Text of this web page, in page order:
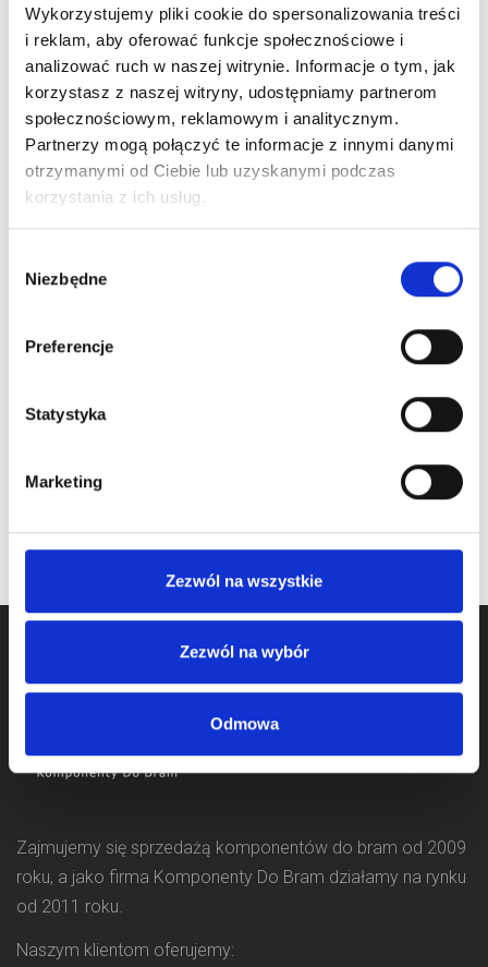
Wykorzystujemy pliki cookie do spersonalizowania treści
i reklam, aby oferować funkcje społecznościowe i
analizować ruch w naszej witrynie. Informacje o tym, jak
korzystasz z naszej witryny, udostępniamy partnerom
społecznościowym, reklamowym i analitycznym.
Partnerzy mogą połączyć te informacje z innymi danymi
otrzymanymi od Ciebie lub uzyskanymi podczas
korzystania z ich usług.
zgody
Niezbędne
Preferencje
Statystyka
Marketing
Zezwól na wszystkie
Zezwól na wybór
Odmowa
Nr Art.:25736
Zawias boczny do
bezpiecznym
grubości 40mm,
stosować razem z
25735
Cena detaliczna (brutto)
Nr Art.:230103
Cena detaliczna (brutto)
Zajmujemy się sprzedażą komponentów do bram od 2009
roku, a jako firma Komponenty Do Bram działamy na rynku
od 2011 roku.
Naszym klientom oferujemy: